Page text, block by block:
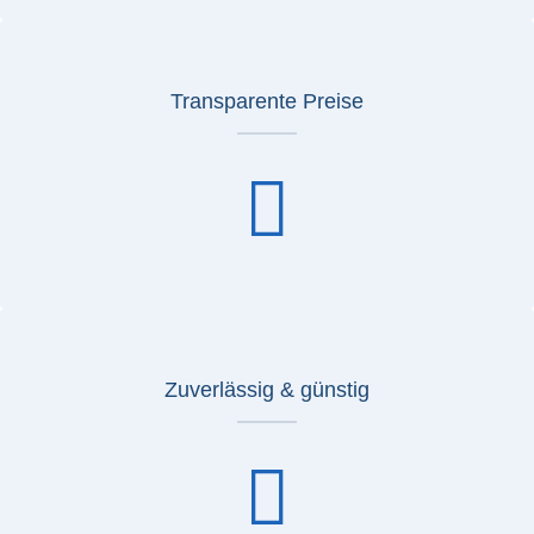
Transparente Preise
Zuverlässig & günstig